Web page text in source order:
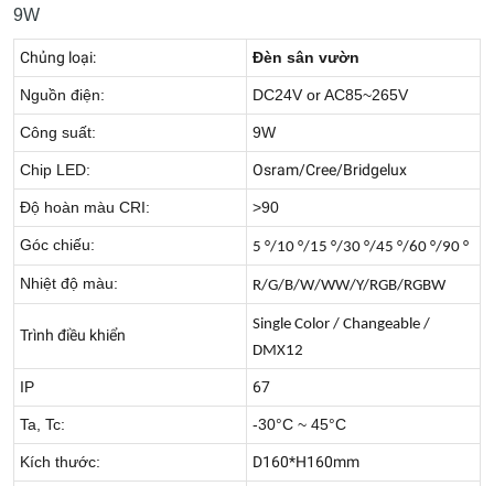
9W
Chủng loại: Đèn sân vườn
Nguồn điện: DC24V or AC85~265V
Công suất: 9W
Chip LED: Osram/Cree/Bridgelux
Độ hoàn màu CRI: >90
Góc chiếu: 5 °/10 °/15 °/30 °/45 °/60 °/90 °
Nhiệt độ màu: R/G/B/W/WW/Y/RGB/RGBW
Trình điều khiển
Single Color / Changeable /
DMX12
IP 67
Ta, Tc: -30°C ~ 45°C
Kích thước: D160*H160mm